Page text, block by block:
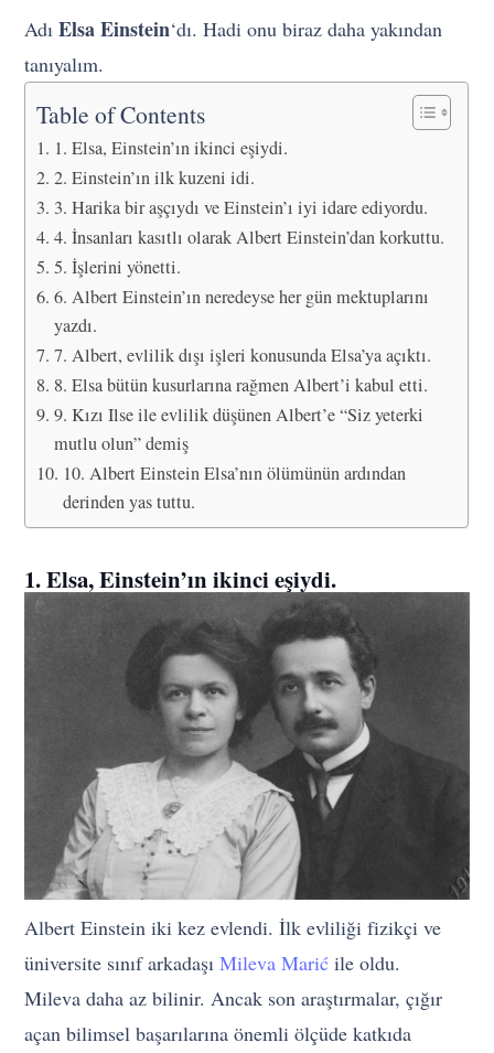
AdıElsa Einstein‘dı. Hadi onu biraz daha yakından
tanıyalım.
Table of Contents
1. Elsa, Einstein’ın ikinci eşiydi.
2. Einstein’ın ilk kuzeni idi.
3. Harika bir aşçıydı ve Einstein’ı iyi idare ediyordu.
4. İnsanları kasıtlı olarak Albert Einstein’dan korkuttu.
5. İşlerini yönetti.
6. Albert Einstein’ın neredeyse her gün mektuplarını
yazdı.
7. Albert, evlilik dışı işleri konusunda Elsa’ya açıktı.
8. Elsa bütün kusurlarına rağmen Albert’i kabul etti.
9. Kızı Ilse ile evlilik düşünen Albert’e “Siz yeterki
mutlu olun” demiş
10. Albert Einstein Elsa’nın ölümünün ardından
derinden yas tuttu.
1. Elsa, Einstein’ın ikinci eşiydi.
Albert Einstein iki kez evlendi. İlk evliliği fizikçi ve
üniversite sınıf arkadaşıMileva Marić ile oldu.
Mileva daha az bilinir. Ancak son araştırmalar, çığır
açan bilimsel başarılarına önemli ölçüde katkıda